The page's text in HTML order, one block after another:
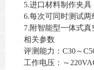
5.进口材料制作夹
6.每次可同时测试
7.附智能型一体式真
相关参数
评测能力：C30～
工作电压：～